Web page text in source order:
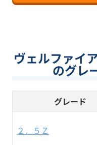
ヴェルファイ
のグレ
グレード
２．５Ｚ